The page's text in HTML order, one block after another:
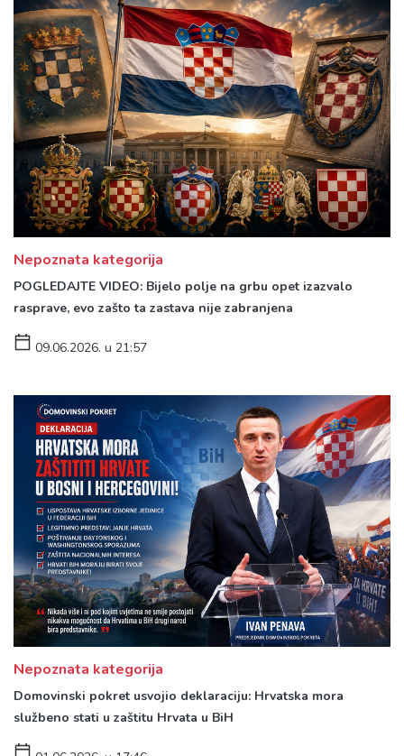
Nepoznata kategorija
POGLEDAJTE VIDEO: Bijelo polje na grbu opet izazvalo
rasprave, evo zašto ta zastava nije zabranjena
09.06.2026. u 21:57
Nepoznata kategorija
Domovinski pokret usvojio deklaraciju: Hrvatska mora
službeno stati u zaštitu Hrvata u BiH